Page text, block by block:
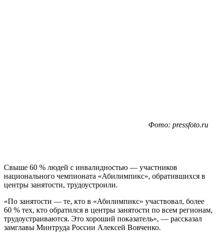
Фото: pressfoto.ru
Свыше 60 % людей с инвалидностью — участников
национального чемпионата «Абилимпикс», обратившихся в
центры занятости, трудоустроили.
«По занятости — те, кто в «Абилимпикс» участвовал, более
60 % тех, кто обратился в центры занятости по всем регионам,
трудоустраиваются. Это хороший показатель», — рассказал
замглавы Минтруда России Алексей Вовченко.